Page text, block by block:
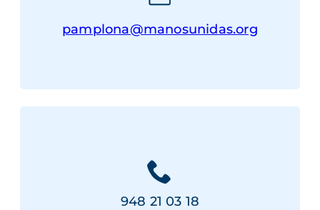
pamplona@manosunidas.org
948 21 03 18